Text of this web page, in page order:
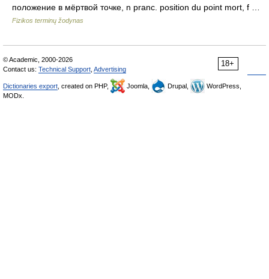
положение в мёртвой точке, n pranc. position du point mort, f …
Fizikos terminų žodynas
18+
© Academic, 2000-2026
Contact us: Technical Support Advertising
Dictionaries export , created on PHP, Joomla, Drupal,
WordPress,
MODx.